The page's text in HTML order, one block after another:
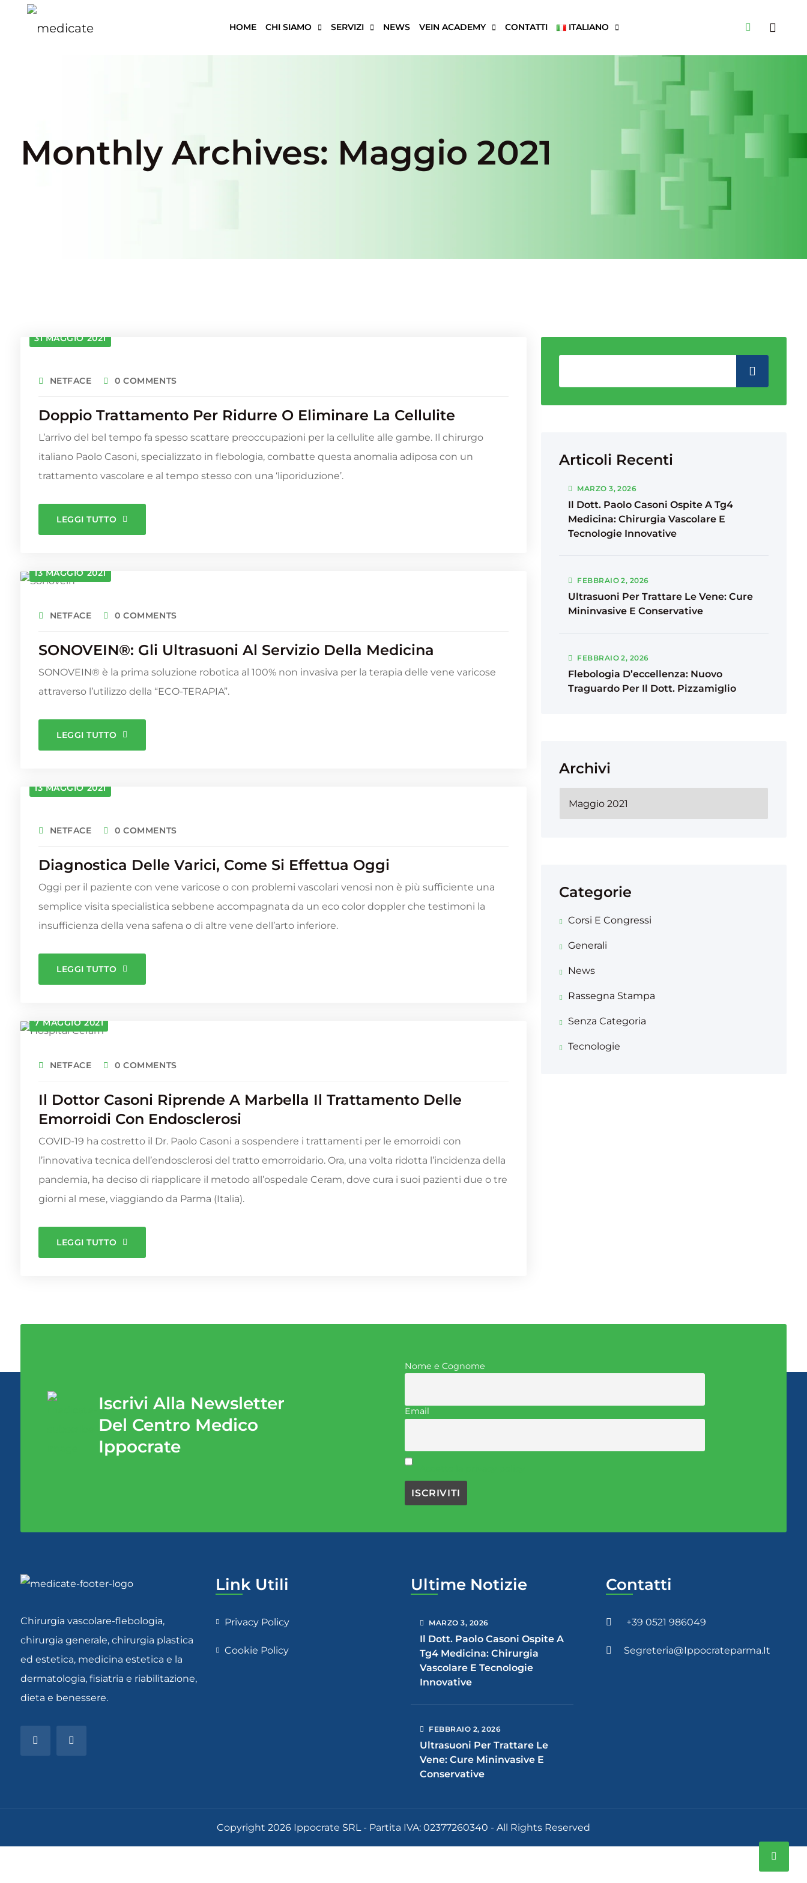
HOME CHI SIAMO SERVIZI NEWS VEIN ACADEMY CONTATTI ITALIANO
Monthly Archives: Maggio 2021
31 MAGGIO 2021
NETFACE 0 COMMENTS
Doppio Trattamento Per Ridurre O Eliminare La Cellulite
L’arrivo del bel tempo fa spesso scattare preoccupazioni per la cellulite alle gambe. Il chirurgo
italiano Paolo Casoni, specializzato in flebologia, combatte questa anomalia adiposa con un
trattamento vascolare e al tempo stesso con una ‘liporiduzione’.
LEGGI TUTTO
13 MAGGIO 2021
NETFACE 0 COMMENTS
SONOVEIN®: Gli Ultrasuoni Al Servizio Della Medicina
SONOVEIN® è la prima soluzione robotica al 100% non invasiva per la terapia delle vene varicose
attraverso l’utilizzo della “ECO-TERAPIA”.
LEGGI TUTTO
13 MAGGIO 2021
NETFACE 0 COMMENTS
Diagnostica Delle Varici, Come Si Effettua Oggi
Oggi per il paziente con vene varicose o con problemi vascolari venosi non è più sufficiente una
semplice visita specialistica sebbene accompagnata da un eco color doppler che testimoni la
insufficienza della vena safena o di altre vene dell’arto inferiore.
LEGGI TUTTO
7 MAGGIO 2021
NETFACE 0 COMMENTS
Il Dottor Casoni Riprende A Marbella Il Trattamento Delle
Emorroidi Con Endosclerosi
COVID-19 ha costretto il Dr. Paolo Casoni a sospendere i trattamenti per le emorroidi con
l’innovativa tecnica dell’endosclerosi del tratto emorroidario. Ora, una volta ridotta l’incidenza della
pandemia, ha deciso di riapplicare il metodo all’ospedale Ceram, dove cura i suoi pazienti due o tre
giorni al mese, viaggiando da Parma (Italia).
LEGGI TUTTO
Articoli Recenti
MARZO3, 2026
Il Dott. Paolo Casoni Ospite A Tg4
Medicina: Chirurgia Vascolare E
Tecnologie Innovative
FEBBRAIO2, 2026
Ultrasuoni Per Trattare Le Vene: Cure
Mininvasive E Conservative
FEBBRAIO2, 2026
Flebologia D’eccellenza: Nuovo
Traguardo Per Il Dott. Pizzamiglio
Archivi
Categorie
Corsi E Congressi
Generali
News
Rassegna Stampa
Senza Categoria
Tecnologie
Iscrivi Alla Newsletter
Del Centro Medico
Ippocrate
Nome e Cognome
Email
Chirurgia vascolare-flebologia,
chirurgia generale, chirurgia plastica
ed estetica, medicina estetica e la
dermatologia, fisiatria e riabilitazione,
dieta e benessere.
Link Utili
Privacy Policy
Cookie Policy
Ultime Notizie
MARZO3, 2026
Il Dott. Paolo Casoni Ospite A
Tg4 Medicina: Chirurgia
Vascolare E Tecnologie
Innovative
FEBBRAIO 2, 2026
Ultrasuoni Per Trattare Le
Vene: Cure Mininvasive E
Conservative
Contatti
+39 0521 986049
Segreteria@ippocrateparma.it
Copyright 2026 Ippocrate SRL - Partita IVA: 02377260340 - All Rights Reserved